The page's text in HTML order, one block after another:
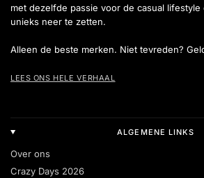
met dezelfde passie voor de casual
unieks neer te zetten.
Alleen de beste merken. Niet tevreden?
LEES ONS HELE VERHAAL
ALGEMENE LINKS
Over ons
Crazy Days 2026